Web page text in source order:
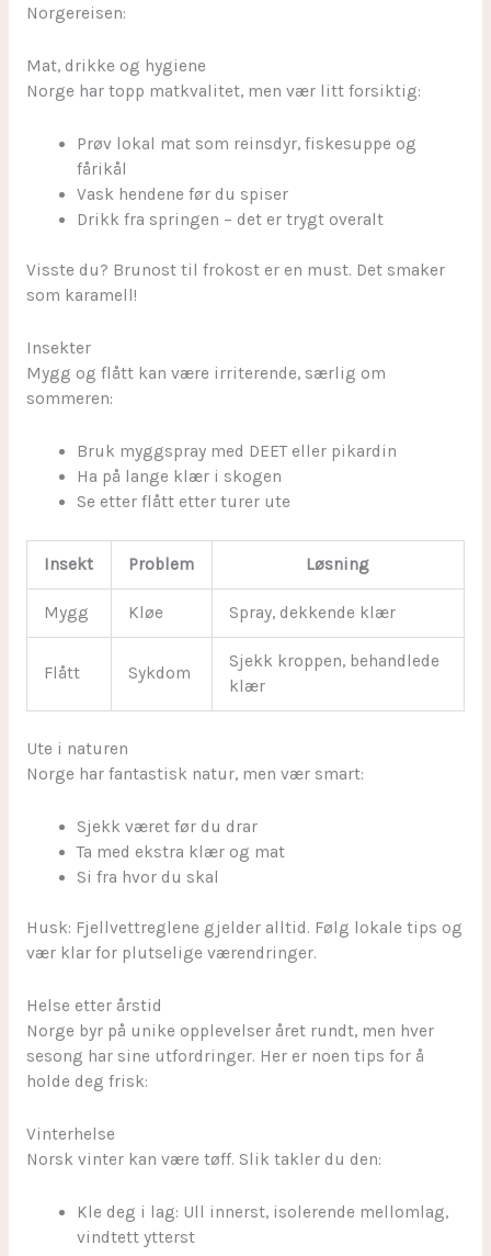
Norgereisen:
Mat, drikke og hygiene
Norge har topp matkvalitet, men vær litt forsiktig:
Prøv lokal mat som reinsdyr, fiskesuppe og
fårikål
Vask hendene før du spiser
Drikk fra springen – det er trygt overalt
Visste du? Brunost til frokost er en must. Det smaker
som karamell!
Insekter
Mygg og flått kan være irriterende, særlig om
sommeren:
Bruk myggspray med DEET eller pikardin
Ha på lange klær i skogen
Se etter flått etter turer ute
Insekt Problem Løsning
Mygg Kløe Spray, dekkende klær
Flått Sykdom
Sjekk kroppen, behandlede
klær
Ute i naturen
Norge har fantastisk natur, men vær smart:
Sjekk været før du drar
Ta med ekstra klær og mat
Si fra hvor du skal
Husk: Fjellvettreglene gjelder alltid. Følg lokale tips og
vær klar for plutselige værendringer.
Helse etter årstid
Norge byr på unike opplevelser året rundt, men hver
sesong har sine utfordringer. Her er noen tips for å
holde deg frisk:
Vinterhelse
Norsk vinter kan være tøff. Slik takler du den:
Kle deg i lag: Ull innerst, isolerende mellomlag,
vindtett ytterst